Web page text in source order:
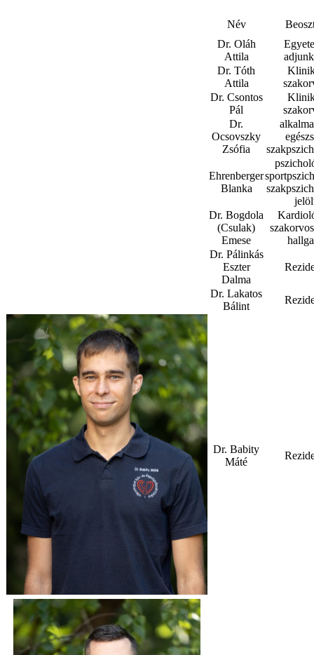
Név
Dr. Oláh
Attila
Dr. Tóth
Attila
Dr. Csontos
Pál
Dr.
Ocsovszky
Zsófia
Ehrenberger
Blanka
Dr. Bogdola
(Csulak)
Emese
Dr. Pálinkás
Eszter
Dalma
Dr. Lakatos
Bálint
Dr. Babity
Máté